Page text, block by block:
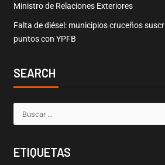
Ministro de Relaciones Exteriores
Falta de diésel: municipios cruceños
puntos con YPFB
SEARCH
ETIQUETAS